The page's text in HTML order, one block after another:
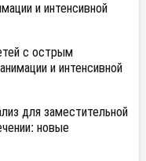
и интенсивной
с острым
и интенсивной
для заместительной
новые